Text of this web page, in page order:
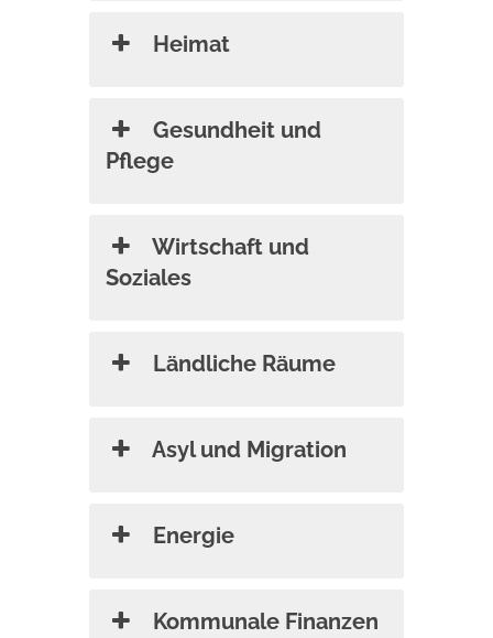
Heimat
Gesundheit und
Pflege
Wirtschaft und
Soziales
Ländliche Räume
Asyl und Migration
Energie
Kommunale Finanzen